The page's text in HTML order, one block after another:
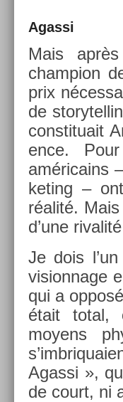
Agas­si
Mais
champ­ion
prix
de
con­stituait
ence.
américains
ket­ing –
réalité.
d’une
Je dois
vision­nage
qui a
était total,
moyens
Agas­si »,
de court, ni